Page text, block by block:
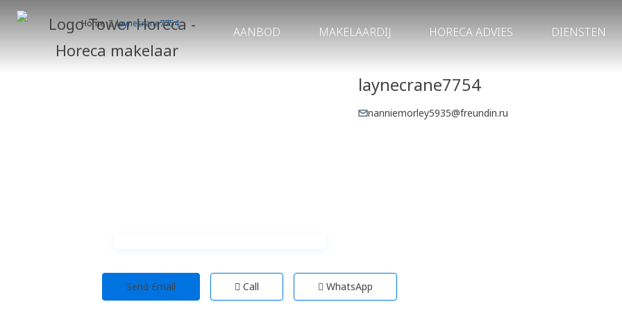
AANBOD MAKELAARDIJ HORECA ADVIES DIENSTEN
Home laynecrane7754
laynecrane7754
nanniemorley5935@freundin.ru
Send Email Call WhatsApp